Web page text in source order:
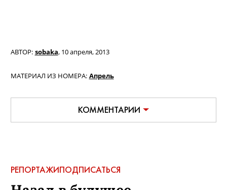
МАТЕРИАЛ ИЗ НОМЕРА: Апрель